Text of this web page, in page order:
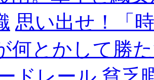
思い出せ！「
何とかして勝